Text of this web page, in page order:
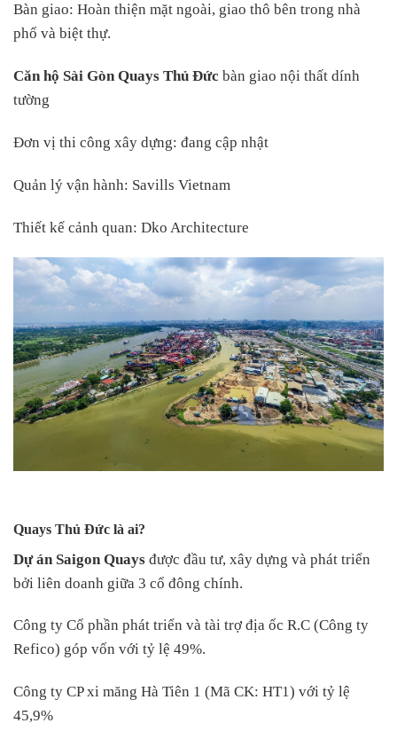
Bàn giao: Hoàn thiện mặt ngoài, giao thô bên trong nhà
phố và biệt thự.
Căn hộ Sài Gòn Quays Thủ Đức bàn giao nội thất dính
tường
Đơn vị thi công xây dựng: đang cập nhật
Quản lý vận hành: Savills Vietnam
Thiết kế cảnh quan: Dko Architecture
Quays Thủ Đức là ai?
Dự án Saigon Quays được đầu tư, xây dựng và phát triển
bởi liên doanh giữa 3 cổ đông chính.
Công ty Cổ phần phát triển và tài trợ địa ốc R.C (Công ty
Refico) góp vốn với tỷ lệ 49%.
Công ty CP xi măng Hà Tiên 1 (Mã CK: HT1) với tỷ lệ
45,9%